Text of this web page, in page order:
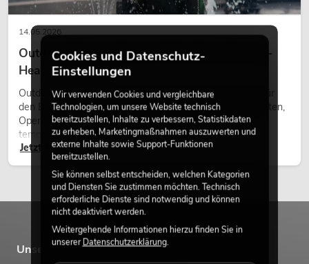
14.05.2026
Outdoor Moving-Heads: Wetterfeste Moving-
Heads bei Events
Outdoor Moving-Heads sind bewegliche Scheinwerfer für
den Einsatz im Freien. Sie werden bei Festivals, Stadtfesten,
Open-Air-Konzerten, Architekturinszenierungen und
temporären Außeninstallationen eingesetzt.
Jetzt lesen
Unsere Marken
Cookies und Datenschutz-
Einstellungen
Wir verwenden Cookies und vergleichbare
Technologien, um unsere Website technisch
bereitzustellen, Inhalte zu verbessern, Statistikdaten
zu erheben, Marketingmaßnahmen auszuwerten und
externe Inhalte sowie Support-Funktionen
bereitzustellen.
Sie können selbst entscheiden, welchen Kategorien
und Diensten Sie zustimmen möchten. Technisch
erforderliche Dienste sind notwendig und können
nicht deaktiviert werden.
Weitergehende Informationen hierzu finden Sie in
unsererDatenschutzerklärung.